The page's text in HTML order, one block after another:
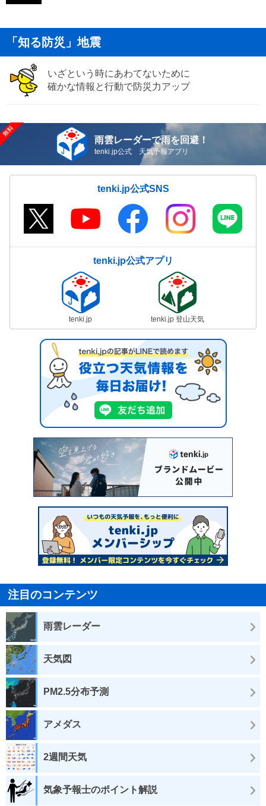
「知る防災」地震
いざという時にあわてないために
確かな情報と行動で防災力アップ
雨雲レーダーで雨を回避！
tenki.jp公式 天気予報アプリ
tenki.jp公式SNS
tenki.jp公式アプリ
tenki.jp tenki.jp 登山天気
注目のコンテンツ
雨雲レーダー
天気図
PM2.5分布予測
アメダス
2週間天気
気象予報士のポイント解説